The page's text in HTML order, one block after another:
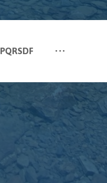
PQRSDF